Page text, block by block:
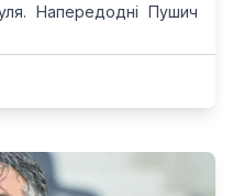
Напередодні Пушич